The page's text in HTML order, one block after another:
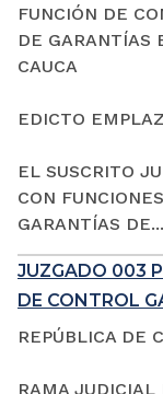
FUNCIÓN DE
DE GARANTÍAS
CAUCA
EDICTO
EL SUSCRITO
CON
GARANTÍAS DE...
JUZGADO 003
DE CONTROL
REPÚBLICA DE
RAMA JUDICIAL